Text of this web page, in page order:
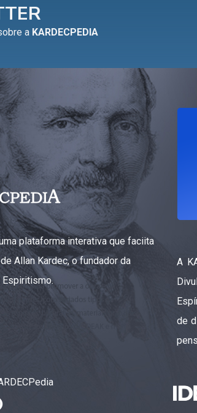
a KARDECPEDIA
plataforma interativa que faciita
Allan Kardec, o fundador da
Espiritismo.
A
de